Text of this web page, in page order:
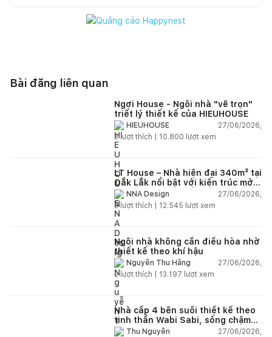
Bài đăng liên quan
Ngơi House - Ngôi nhà "vẽ trọn"
triết lý thiết kế của HIEUHOUSE
HIEUHOUSE
27/06/2026,
3lượt thích | 10.800 lượt xem
LT House – Nhà hiện đại 340m² tại
Đắk Lắk nổi bật với kiến trúc mở
và hệ sân vườn kết nối thiên
nhiên
NNA Design
27/06/2026,
3lượt thích | 12.545 lượt xem
Ngôi nhà không cần điều hòa nhờ
thiết kế theo khí hậu
Nguyễn Thu Hằng
27/06/2026,
2lượt thích | 13.197 lượt xem
Nhà cấp 4 bên suối thiết kế theo
tinh thần Wabi Sabi, sống chậm
giữa thiên nhiên
Thu Nguyễn
27/06/2026,